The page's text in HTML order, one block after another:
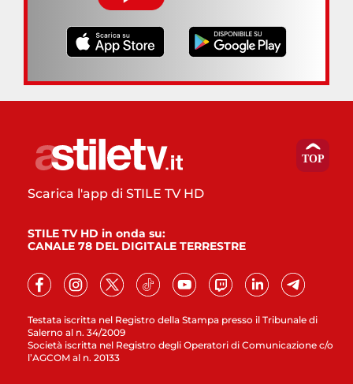
Testata iscritta nel Registro della Stampa presso il Tribunale di
Salerno al n. 34/2009
Società iscritta nel Registro degli Operatori di Comunicazione c/o
l’AGCOM al n. 20133
Scarica l'app di STILE TV HD
STILE TV HD in onda su:
CANALE 78 DEL DIGITALE TERRESTRE